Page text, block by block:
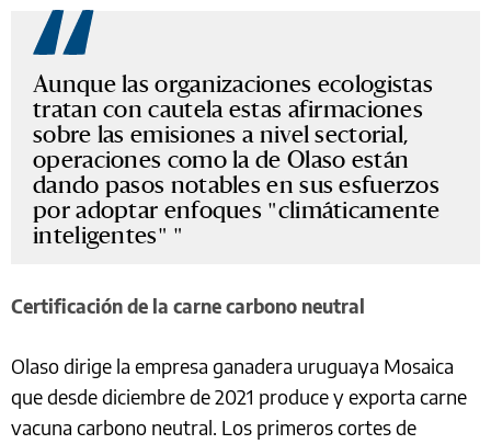
Aunque las organizaciones ecologistas
tratan con cautela estas afirmaciones
sobre las emisiones a nivel sectorial,
operaciones como la de Olaso están
dando pasos notables en sus esfuerzos
por adoptar enfoques "climáticamente
inteligentes"
Certificación de la carne carbono neutral
Olaso dirige la empresa ganadera uruguaya Mosaica
que desde diciembre de 2021 produce y exporta carne
vacuna carbono neutral. Los primeros cortes de